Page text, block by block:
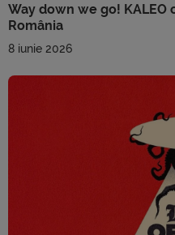
Way down we go! KALEO
România
8 iunie 2026